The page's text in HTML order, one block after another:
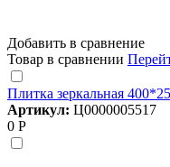
Добавить в сравнение
Товар в сравнении
Плитка зеркальная
Артикул: Ц0000005517
0 Р